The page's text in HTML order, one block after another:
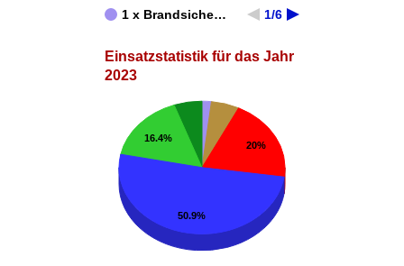
1 x Brandsiche… 1/6
Einsatzstatistik für das Jahr
2023
20%
16.4%
50.9%